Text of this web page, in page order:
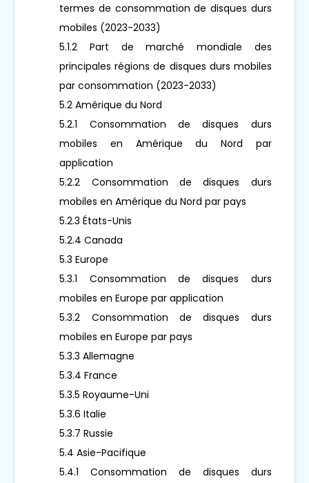
termes de consommation de disques durs
mobiles (2023-2033)
5.1.2 Part de marché mondiale des
principales régions de disques durs mobiles
par consommation (2023-2033)
5.2 Amérique du Nord
5.2.1 Consommation de disques durs
mobiles en Amérique du Nord par
application
5.2.2 Consommation de disques durs
mobiles en Amérique du Nord par pays
5.2.3 États-Unis
5.2.4 Canada
5.3 Europe
5.3.1 Consommation de disques durs
mobiles en Europe par application
5.3.2 Consommation de disques durs
mobiles en Europe par pays
5.3.3 Allemagne
5.3.4 France
5.3.5 Royaume-Uni
5.3.6 Italie
5.3.7 Russie
5.4 Asie-Pacifique
5.4.1 Consommation de disques durs